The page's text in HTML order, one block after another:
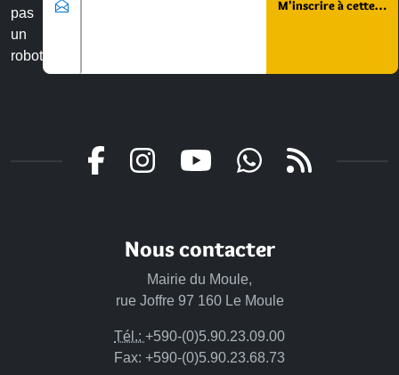
pas
un
robot
Nous contacter
Mairie du Moule,
rue Joffre 97 160 Le Moule
Tél.: +590-(0)5.90.23.09.00
Fax: +590-(0)5.90.23.68.73